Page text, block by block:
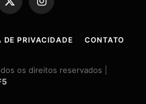
X
(Twitter)
Instagram
DE PRIVACIDADE CONTATO
os direitos reservados |